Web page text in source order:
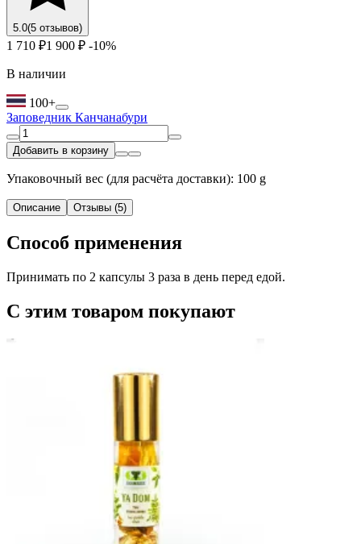
5.0(5 отзывов)
1 710 ₽1 900 ₽ -10%
В наличии
100+
Заповедник Канчанабури
Добавить в корзину
Упаковочный вес (для расчёта доставки): 100 g
Описание Отзывы (5)
Способ применения
Принимать по 2 капсулы 3 раза в день перед едой.
С этим товаром покупают